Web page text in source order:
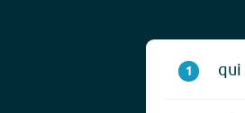
1 qui